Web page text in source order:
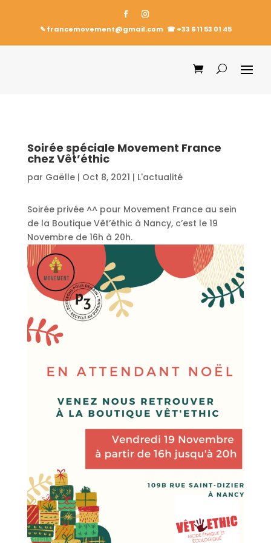
✎ francemovement@gmail.com ☎︎+33 6 11 53 01 45
Soirée spéciale Movement France
chez Vêt’éthic
par Gaëlle| Oct 8, 2021 | L'actualité
Soirée privée ^^ pour Movement France au sein
de la Boutique Vêt’éthic à Nancy, c’est le 19
Novembre de 16h à 20h.